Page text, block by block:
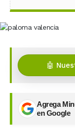
🤖
Agrega
en Google